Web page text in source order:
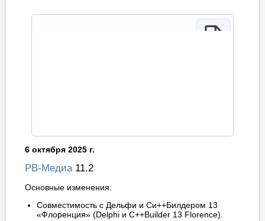
6 октября 2025 г.
РВ-Медиа11.2
Основные изменения:
Совместимость с Дельфи и Си++Билдером 13
«Флоренция» (Delphi и C++Builder 13 Florence).